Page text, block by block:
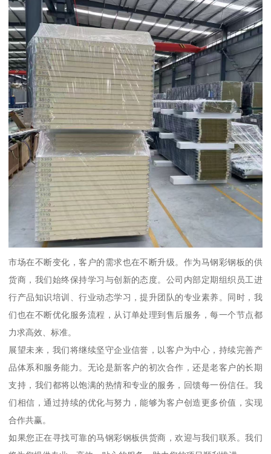
市场在不断变化，客户的需求也在不断升级。作为马钢彩钢板的供
货商，我们始终保持学习与创新的态度。公司内部定期组织员工进
行产品知识培训、行业动态学习，提升团队的专业素养。同时，我
们也在不断优化服务流程，从订单处理到售后服务，每一个节点都
力求高效、标准。
展望未来，我们将继续坚守企业信誉，以客户为中心，持续完善产
品体系和服务能力。无论是新客户的初次合作，还是老客户的长期
支持，我们都将以饱满的热情和专业的服务，回馈每一份信任。我
们相信，通过持续的优化与努力，能够为客户创造更多价值，实现
合作共赢。
如果您正在寻找可靠的马钢彩钢板供货商，欢迎与我们联系。我们